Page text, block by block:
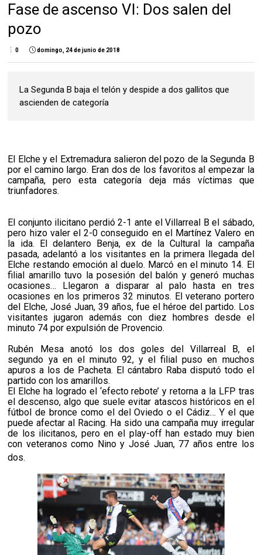
Fase de ascenso VI: Dos salen del
pozo
0 domingo, 24 de junio de 2018
La Segunda B baja el telón y despide a dos gallitos que
ascienden de categoría
El Elche y el Extremadura salieron del pozo de la Segunda B
por el camino largo. Eran dos de los favoritos al empezar la
campaña, pero esta categoría deja más víctimas que
triunfadores.
El conjunto ilicitano perdió 2-1 ante el Villarreal B el sábado,
pero hizo valer el 2-0 conseguido en el Martínez Valero en
la ida. El delantero Benja, ex de la Cultural la campaña
pasada, adelantó a los visitantes en la primera llegada del
Elche restando emoción al duelo. Marcó en el minuto 14. El
filial amarillo tuvo la posesión del balón y generó muchas
ocasiones… Llegaron a disparar al palo hasta en tres
ocasiones en los primeros 32 minutos. El veterano portero
del Elche, José Juan, 39 años, fue el héroe del partido. Los
visitantes jugaron además con diez hombres desde el
minuto 74 por expulsión de Provencio.
Rubén Mesa anotó los dos goles del Villarreal B, el
segundo ya en el minuto 92, y el filial puso en muchos
apuros a los de Pacheta. El cántabro Raba disputó todo el
partido con los amarillos.
El Elche ha logrado el ‘efecto rebote’ y retorna a la LFP tras
el descenso, algo que suele evitar atascos históricos en el
fútbol de bronce como el del Oviedo o el Cádiz… Y el que
puede afectar al Racing. Ha sido una campaña muy irregular
de los ilicitanos, pero en el play-off han estado muy bien
con veteranos como Nino y José Juan, 77 años entre los
dos.